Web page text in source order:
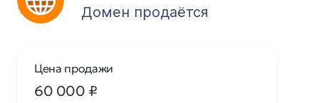
Домен продаётся
Цена продажи
60 000 ₽